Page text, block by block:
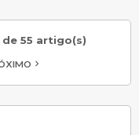
55 artigo(s)
navigate_next